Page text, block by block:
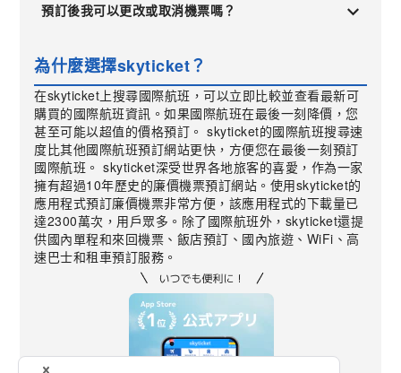
預訂後我可以更改或取消機票嗎？
為什麼選擇skyticket？
在skyticket上搜尋國際航班，可以立即比較並查看最新可
購買的國際航班資訊。如果國際航班在最後一刻降價，您
甚至可能以超值的價格預訂。 skyticket的國際航班搜尋速
度比其他國際航班預訂網站更快，方便您在最後一刻預訂
國際航班。 skyticket深受世界各地旅客的喜愛，作為一家
擁有超過10年歷史的廉價機票預訂網站。使用skyticket的
應用程式預訂廉價機票非常方便，該應用程式的下載量已
達2300萬次，用戶眾多。除了國際航班外，skyticket還提
供國內單程和來回機票、飯店預訂、國內旅遊、WiFi、高
速巴士和租車預訂服務。